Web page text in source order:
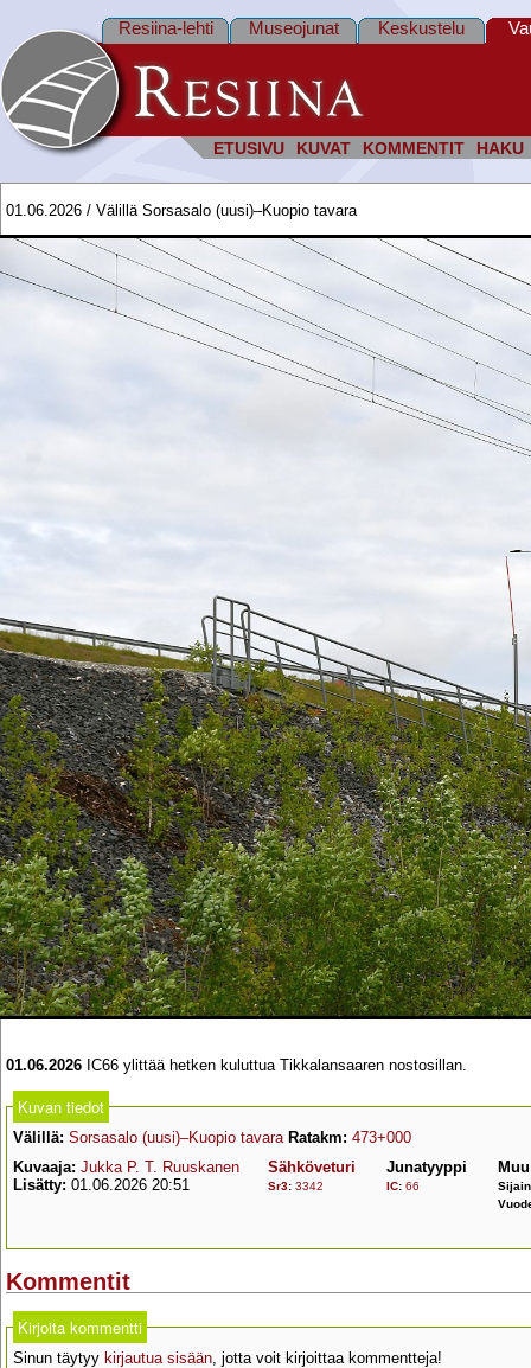
ETUSIVU KUVAT KOMMENTIT HAKU
Resiina-lehti Museojunat Keskustelu
01.06.2026 / Välillä Sorsasalo (uusi)–Kuopio tavara
01.06.2026 IC66 ylittää hetken kuluttua Tikkalansaaren nostosillan.
Kuvan tiedot
Välillä: Sorsasalo (uusi)–Kuopio tavara Ratakm: 473+000
Kuvaaja: Jukka P. T. Ruuskanen
Lisätty: 01.06.2026 20:51
Sähköveturi
Sr3: 3342
Junatyyppi
IC: 66
Kommentit
Kirjoita kommentti
Sinun täytyy kirjautua sisään, jotta voit kirjoittaa kommentteja!